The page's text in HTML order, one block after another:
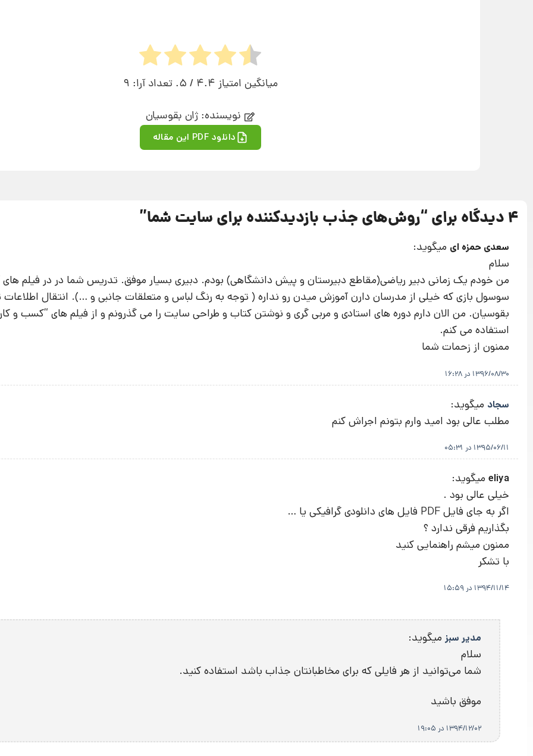
میانگین امتیاز 4.4 / 5. تعداد آرا:
9
نویسنده: ژان بقوسيان
دانلود PDF این مقاله
4 دیدگاه برای “ روش‌های جذب بازدید‌کننده برای سایت شما”
سعدی حمزه ای میگوید:
سلام
من خودم یک زمانی دبیر ریاضی(مقاطع دبیرستان و پیش دانشگاهی) بودم. دبیری بسیار موفق. تدریس شما در در فیلم
سوسول بازی که خیلی از مدرسان دارن آموزش میدن رو نداره ( توجه به رنگ لباس و متعلقات جانبی و …). انتقال اطلاعات
بقوسیان. من الان دارم دوره های استادی و مربی گری و نوشتن کتاب و طراحی سایت را می گذرونم و از فیلم های “کسب و کار
استفاده می کنم.
ممنون از زحمات شما
1396/08/30 در 16:28
سجاد میگوید:
مطلب عالی بود امید وارم بتونم اجراش کنم
1395/06/11 در 05:31
eliya میگوید:
خیلی عالی بود .
اگر به جای فایل PDF فایل های دانلودی گرافیکی یا …
بگذاریم فرقی ندارد ؟
ممنون میشم راهنمایی کنید
با تشکر
1394/11/14 در 15:59
مدیر سبز میگوید:
سلام
شما می‌توانید از هر فایلی که برای مخاطبانتان جذاب باشد استفاده کنید.
موفق باشید
1394/12/02 در 19:05